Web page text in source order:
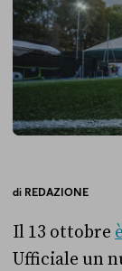
di REDAZIONE
Il 13 ottobre
Ufficiale un